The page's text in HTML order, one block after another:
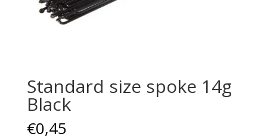
Standard size spoke 14g
Black
€0,45